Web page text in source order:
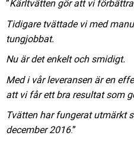
”Kärltvätten gör att vi
Tidigare tvättade vi med
tungjobbat.
Nu är det enkelt och smidigt.
Med i vår leveransen är en
att vi får ett bra resultat som
Tvätten har fungerat utmärkt
december 2016.”